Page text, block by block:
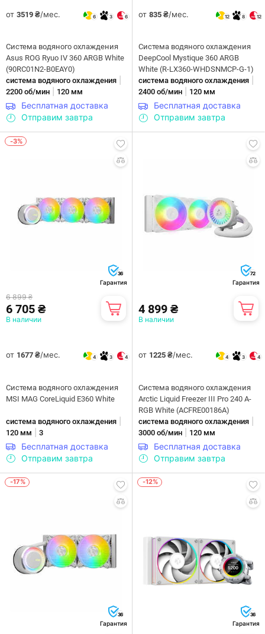
от 3519 ₴/мес. 6 3 6
Система водяного охлаждения
Asus ROG Ryuo IV 360 ARGB White
(90RC01N2-B0EAY0)
система водяного охлаждения
2200 об/мин 120 мм
Бесплатная доставка
Отправим завтра
от 835 ₴/мес. 12 8 12
Система водяного охлаждения
DeepCool Mystique 360 ARGB
White (R-LX360-WHDSNMCP-G-1)
система водяного охлаждения
2400 об/мин 120 мм
Бесплатная доставка
Отправим завтра
-3%
36
Гарантия
6 899 ₴
6 705 ₴
В наличии
от 1677 ₴/мес. 4 3 4
Система водяного охлаждения
MSI MAG CoreLiquid E360 White
система водяного охлаждения
120 мм 3
Бесплатная доставка
Отправим завтра
72
Гарантия
4 899 ₴
В наличии
от 1225 ₴/мес. 4 3 4
Система водяного охлаждения
Arctic Liquid Freezer III Pro 240 A-
RGB White (ACFRE00186A)
система водяного охлаждения
3000 об/мин 120 мм
Бесплатная доставка
Отправим завтра
-17%
36
Гарантия
-12%
36
Гарантия